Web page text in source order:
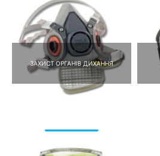
ЗАХИСТ ОРГАНІВ ДИХАННЯ